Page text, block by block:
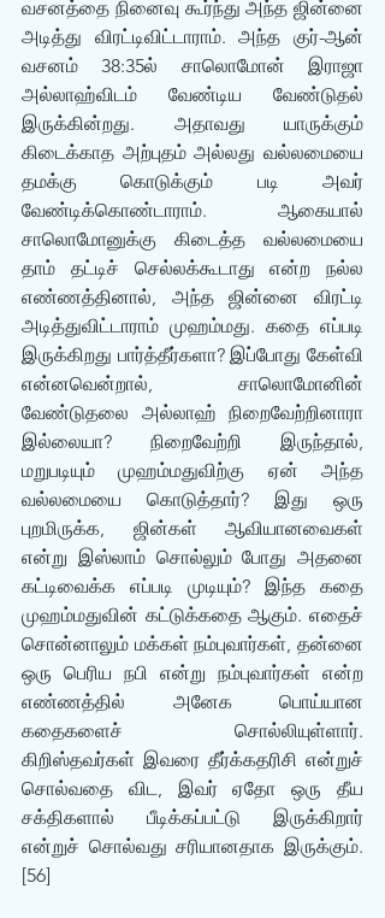
வசனத்தை நினைவு கூர்ந்து அந்த ஜின்னை
அடித்து விரட்டிவிட்டாராம். அந்த குர்-ஆன்
வசனம் 38:35ல் சாலொமோன் இராஜா
அல்லாஹ்விடம் வேண்டிய வேண்டுதல்
இருக்கின்றது. அதாவது யாருக்கும்
கிடைக்காத அற்புதம் அல்லது வல்லமையை
தமக்கு கொடுக்கும் படி அவர்
வேண்டிக்கொண்டாராம். ஆகையால்
சாலொமோனுக்கு கிடைத்த வல்லமையை
தாம் தட்டிச் செல்லக்கூடாது என்ற நல்ல
எண்ணத்தினால், அந்த ஜின்னை விரட்டி
அடித்துவிட்டாராம் முஹம்மது. கதை எப்படி
இருக்கிறது பார்த்தீர்களா? இப்போது கேள்வி
என்னவென்றால், சாலொமோனின்
வேண்டுதலை அல்லாஹ் நிறைவேற்றினாரா
இல்லையா? நிறைவேற்றி இருந்தால்,
மறுபடியும் முஹம்மதுவிற்கு ஏன் அந்த
வல்லமையை கொடுத்தார்? இது ஒரு
புறமிருக்க, ஜின்கள் ஆவியானவைகள்
என்று இஸ்லாம் சொல்லும் போது அதனை
கட்டிவைக்க எப்படி முடியும்? இந்த கதை
முஹம்மதுவின் கட்டுக்கதை ஆகும். எதைச்
சொன்னாலும் மக்கள் நம்புவார்கள், தன்னை
ஒரு பெரிய நபி என்று நம்புவார்கள் என்ற
எண்ணத்தில் அனேக பொய்யான
கதைகளைச் சொல்லியுள்ளார்.
கிறிஸ்தவர்கள் இவரை தீர்க்கதரிசி என்றுச்
சொல்வதை விட, இவர் ஏதோ ஒரு தீய
சக்திகளால் பீடிக்கப்பட்டு இருக்கிறார்
என்றுச் சொல்வது சரியானதாக இருக்கும்.
[56]